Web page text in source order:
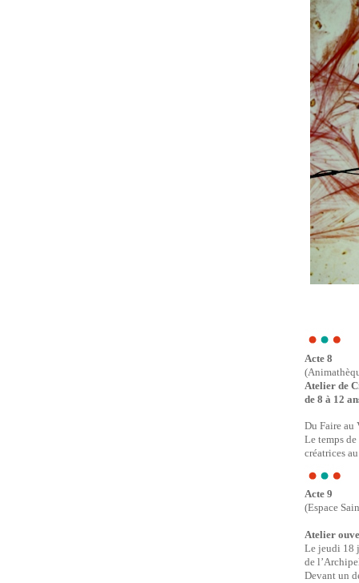
Acte 8
Atelier de
de 8 à 12
Du Faire au
Le temps
créatrices
Acte 9
(Espace
Atelier
Le jeudi 18
de
Devant un